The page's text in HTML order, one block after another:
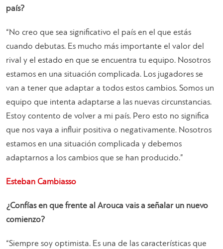
país?
“No creo que sea significativo el país en el que estás
cuando debutas. Es mucho más importante el valor del
rival y el estado en que se encuentra tu equipo. Nosotros
estamos en una situación complicada. Los jugadores se
van a tener que adaptar a todos estos cambios. Somos un
equipo que intenta adaptarse a las nuevas circunstancias.
Estoy contento de volver a mi país. Pero esto no significa
que nos vaya a influir positiva o negativamente. Nosotros
estamos en una situación complicada y debemos
adaptarnos a los cambios que se han producido.”
Esteban Cambiasso
¿Confías en que frente al Arouca vais a señalar un nuevo
comienzo?
“Siempre soy optimista. Es una de las características que